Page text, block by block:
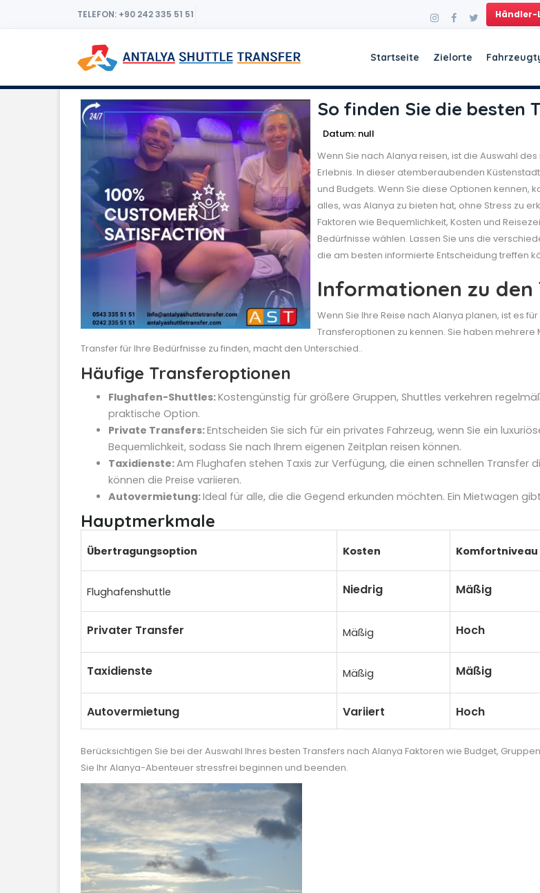
TELEFON: +90 242 335 51 51 Händler-
Startseite Zielorte
So finden Sie die
Datum: null
Wenn Sie nach Alanya reisen, ist die Auswahl
Erlebnis. In dieser atemberaubenden
und Budgets. Wenn Sie diese Optionen kennen,
alles, was Alanya zu bieten hat, ohne Stress zu
Faktoren wie Bequemlichkeit, Kosten und
Bedürfnisse wählen. Lassen Sie uns die
die am besten informierte Entscheidung treffen
Informationen zu
Wenn Sie Ihre Reise nach Alanya planen, ist es
Transferoptionen zu kennen. Sie haben
Transfer für Ihre Bedürfnisse zu finden, macht den Unterschied..
Häufige Transferoptionen
Flughafen-Shuttles:Kostengünstig für größere Gruppen, Shuttles verkehren
praktische Option.
Private Transfers:Entscheiden Sie sich für ein privates Fahrzeug, wenn Sie ein
Bequemlichkeit, sodass Sie nach Ihrem eigenen Zeitplan reisen können.
Taxidienste:Am Flughafen stehen Taxis zur Verfügung, die einen schnellen Transfer
können die Preise variieren.
Autovermietung:Ideal für alle, die die Gegend erkunden möchten. Ein Mietwagen
Hauptmerkmale
Übertragungsoption Kosten Komfortniveau
Flughafenshuttle Niedrig Mäßig
Privater Transfer Mäßig Hoch
Taxidienste Mäßig Mäßig
Autovermietung Variiert Hoch
Berücksichtigen Sie bei der Auswahl Ihres besten Transfers nach Alanya Faktoren wie Budget,
Sie Ihr Alanya-Abenteuer stressfrei beginnen und beenden.